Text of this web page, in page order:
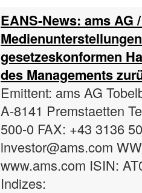
EANS-News: ams AG
gesetzeskonformen
des Managements
Emittent: ams AG
A-8141 Premstaetten
500-0 FAX: +43 3136
investor@ams.com
www.ams.com ISIN:
Indizes: